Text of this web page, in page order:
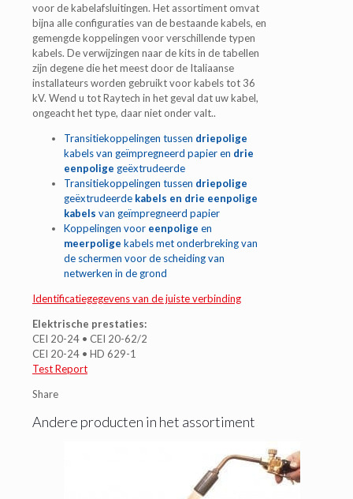
voor de kabelafsluitingen. Het assortiment omvat
bijna alle configuraties van de bestaande kabels, en
gemengde koppelingen voor verschillende typen
kabels. De verwijzingen naar de kits in de tabellen
zijn degene die het meest door de Italiaanse
installateurs worden gebruikt voor kabels tot 36
kV. Wend u tot Raytech in het geval dat uw kabel,
ongeacht het type, daar niet onder valt..
Transitiekoppelingen tussen driepolige
kabels van geïmpregneerd papier en drie
eenpolige geëxtrudeerde
Transitiekoppelingen tussen driepolige
geëxtrudeerde kabels en drie eenpolige
kabels van geïmpregneerd papier
Koppelingen voor eenpolige en
meerpolige kabels met onderbreking van
de schermen voor de scheiding van
netwerken in de grond
Identificatiegegevens van de juiste verbinding
Elektrische prestaties:
CEI 20-24 • CEI 20-62/2
CEI 20-24 • HD 629-1
Test Report
Share
Andere producten in het assortiment